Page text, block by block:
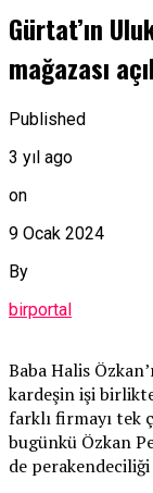
Gürtat’ın
mağazası
Published
3 yıl ago
on
9 Ocak 2024
By
birportal
Baba Halis
kardeşin işi
farklı firmayı tek
bugünkü Özkan
de